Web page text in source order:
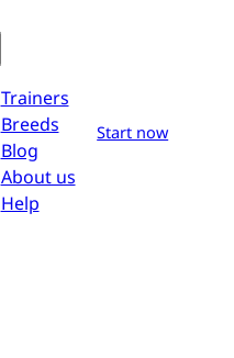
Trainers
Breeds
Blog
About us
Help
Start now